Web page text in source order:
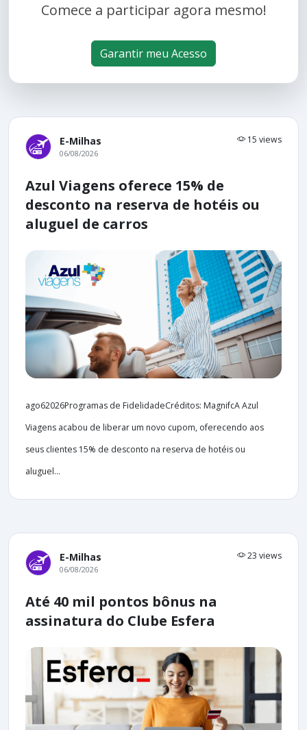
Comece a participar agora mesmo!
Garantir meu Acesso
E-Milhas 15 views
06/08/2026
Azul Viagens oferece 15% de
desconto na reserva de hotéis ou
aluguel de carros
ago62026Programas de FidelidadeCréditos: MagnifcA Azul
Viagens acabou de liberar um novo cupom, oferecendo aos
seus clientes 15% de desconto na reserva de hotéis ou
aluguel...
E-Milhas 23 views
06/08/2026
Até 40 mil pontos bônus na
assinatura do Clube Esfera